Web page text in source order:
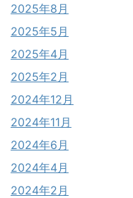
2025年8月
2025年5月
2025年4月
2025年2月
2024年12月
2024年11月
2024年6月
2024年4月
2024年2月